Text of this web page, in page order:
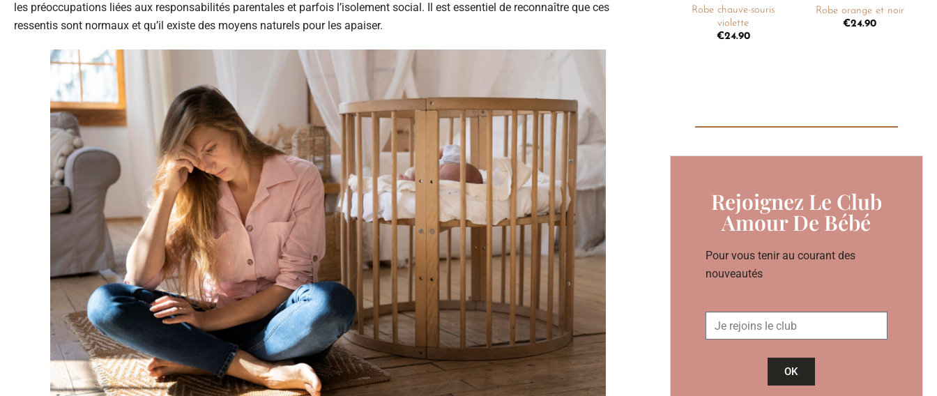
les préoccupations liées aux responsabilités parentales et parfois l’isolement social. Il est essentiel de reconnaître que ces
ressentis sont normaux et qu’il existe des moyens naturels pour les apaiser.
Robe chauve-souris
violette
€24.90
Robe orange et noir
€24.90
Rejoignez Le Club
Amour De Bébé
Pour vous tenir au courant des
nouveautés
OK